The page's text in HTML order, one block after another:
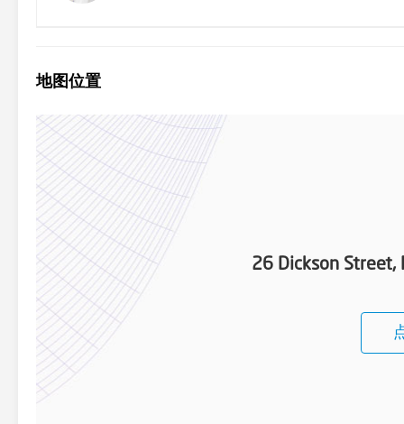
地图位置
26 Dickson Street,